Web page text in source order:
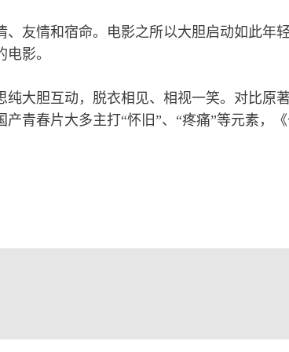
友情和宿命。电影之所以大胆启动如此年
影。
纯大胆互动，脱衣相见、相视一笑。对比原
青春片大多主打“怀旧”、“疼痛”等元素，